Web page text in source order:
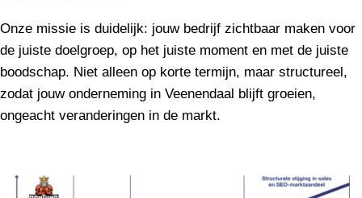
Onze missie is duidelijk: jouw bedrijf zichtbaar maken voor
de juiste doelgroep, op het juiste moment en met de juiste
boodschap. Niet alleen op korte termijn, maar structureel,
zodat jouw onderneming in Veenendaal blijft groeien,
ongeacht veranderingen in de markt.